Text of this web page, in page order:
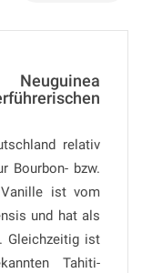
Neuguinea
relativ
Bourbon- bzw.
Vanille ist vom
und hat als
Gleichzeitig ist
Tahiti-